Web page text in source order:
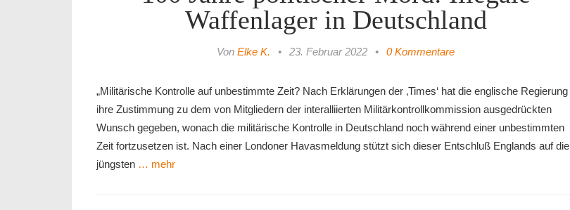
Waffenlager in Deutschland
Von Elke K. • 23. Februar 2022 • 0 Kommentare
„Militärische Kontrolle auf unbestimmte Zeit? Nach Erklärungen der ‚Times‘ hat die englische Regierung
ihre Zustimmung zu dem von Mitgliedern der interalliierten Militärkontrollkommission ausgedrückten
Wunsch gegeben, wonach die militärische Kontrolle in Deutschland noch während einer unbestimmten
Zeit fortzusetzen ist. Nach einer Londoner Havasmeldung stützt sich dieser Entschluß Englands auf die
jüngsten … mehr